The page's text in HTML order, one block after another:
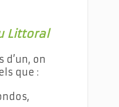
Littoral
on
que :